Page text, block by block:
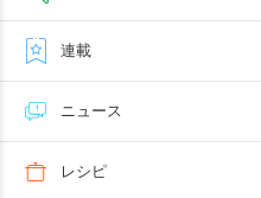
連載
ニュース
レシピ